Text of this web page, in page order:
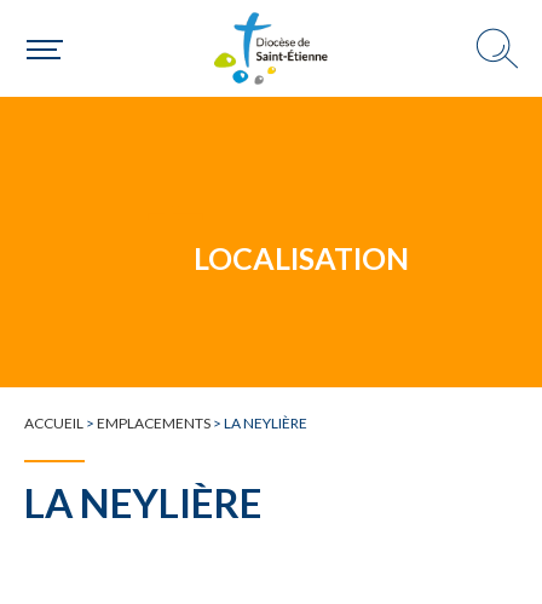
LOCALISATION
ACCUEIL > EMPLACEMENTS > LA NEYLIÈRE
LA NEYLIÈRE